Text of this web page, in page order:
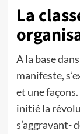
La
A la base
manifeste,
et une
initié la
s’aggravant-